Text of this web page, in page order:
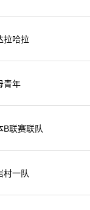
拉哈拉
青年
B联赛联队
村一队